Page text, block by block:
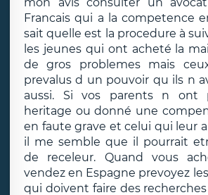
Francais qui a la competence
sait quelle est la procedure à
les jeunes qui ont acheté la
de gros problemes mais
prevalus d un pouvoir qu ils n
aussi. Si vos parents n ont
heritage ou donné une
en faute grave et celui qui leur
il me semble que il pourrait
de receleur. Quand vous
vendez en Espagne prevoyez
qui doivent faire des recherches